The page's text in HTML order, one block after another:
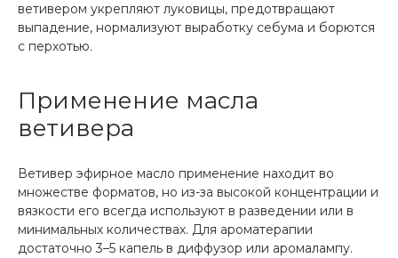
ветивером укрепляют луковицы, предотвращают
выпадение, нормализуют выработку себума и борются
с перхотью.
Применение масла
ветивера
Ветивер эфирное масло применение находит во
множестве форматов, но из-за высокой концентрации и
вязкости его всегда используют в разведении или в
минимальных количествах. Для ароматерапии
достаточно 3–5 капель в диффузор или аромалампу.